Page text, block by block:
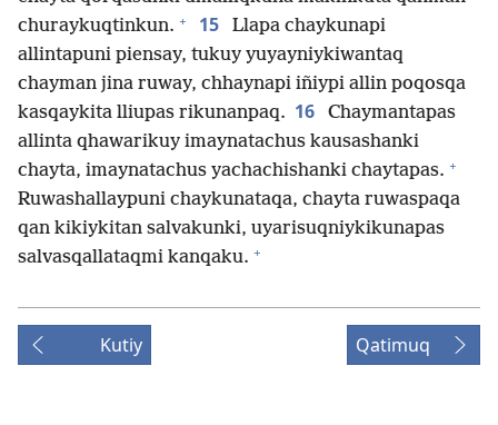
churaykuqtinkun. + 15
Llapa chaykunapi
allintapuni piensay, tukuy yuyayniykiwantaq
chayman jina ruway, chhaynapi iñiypi allin poqosqa
kasqaykita lliupas rikunanpaq. 16
Chaymantapas
allinta qhawarikuy imaynatachus kausashanki
chayta, imaynatachus yachachishanki chaytapas. +
Ruwashallaypuni chaykunataqa, chayta ruwaspaqa
qan kikiykitan salvakunki, uyarisuqniykikunapas
salvasqallataqmi kanqaku. +
Kutiy Qatimuq